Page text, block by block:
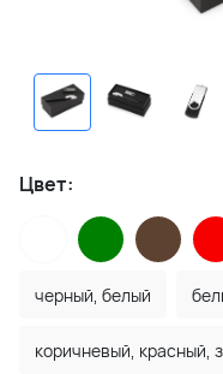
Цвет:
черный, белый
коричневый, красный,